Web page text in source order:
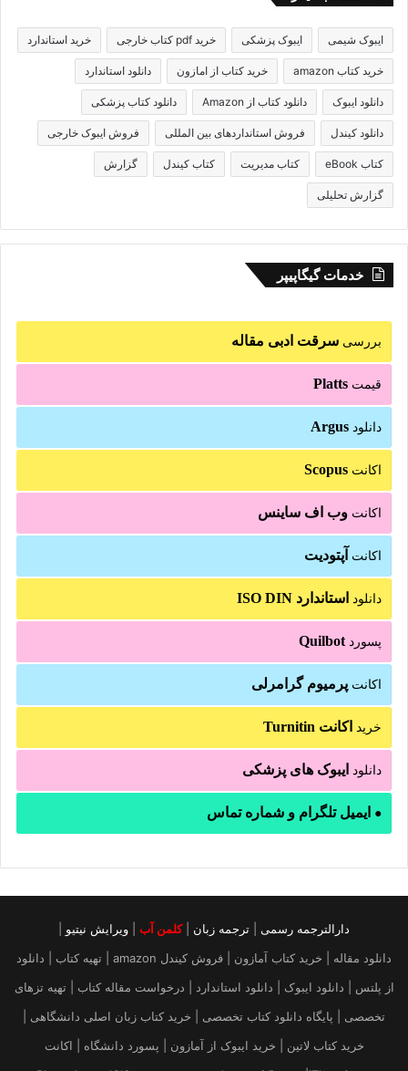
ایبوک شیمی ایبوک پزشکی خرید pdf کتاب خارجی خرید استاندارد
خرید کتاب amazon خرید کتاب از امازون دانلود استاندارد
دانلود ایبوک دانلود کتاب از Amazon دانلود کتاب پزشکی
دانلود کیندل فروش استانداردهای بین المللی فروش ایبوک خارجی
کتاب eBook کتاب مدیریت کتاب کیندل گزارش
گزارش تحلیلی
خدمات گیگاپیپر
بررسی سرقت ادبی مقاله
قیمت Platts
دانلود Argus
اکانت Scopus
اکانت وب اف ساینس
اکانت آپتودیت
دانلود استاندارد ISO DIN
پسوردQuilbot
اکانت پرمیوم گرامرلی
خرید اکانت Turnitin
دانلود ایبوک های پزشکی
● ایمیل تلگرام و شماره تماس
دارالترجمه رسمی ترجمه زبان |کلمن آب ویرایش نیتیو
دانلود مقاله | خرید کتاب آمازون | فروش کیندل amazon | تهیه کتاب | دانلود
از پلتس | دانلود ایبوک | دانلود استاندارد | درخواست مقاله کتاب | تهیه تزهای
تخصصی | پایگاه دانلود کتاب تخصصی | خرید کتاب زبان اصلی دانشگاهی |
خرید کتاب لاتین | خرید ایبوک از آمازون | پسورد دانشگاه | اکانت